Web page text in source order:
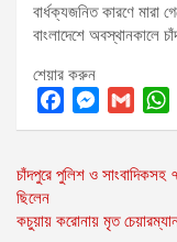
বার্ধক্যজনিত কারণে মারা
বাংলাদেশে অবস্থানকালে
শেয়ার করুন
F
c
e
b
M
s
e
G
a
l
W
a
s
Post
navigation
চাঁদপুরে পুলিশ ও
ছিলেন
কচুয়ায় করোনায় মৃত